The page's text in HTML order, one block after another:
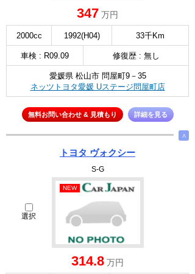
347 万円
2000cc 1992(H04) 33千Km
車検 : R09.09 修復歴 : 無し
愛媛県 松山市 問屋町9－35
ネッツトヨタ愛媛 Uステージ問屋町店
無料お問い合わせ & 見積もり 詳細を見る
∧
トヨタ ヴォクシー
S-G
選択
NEW
314.8 万円